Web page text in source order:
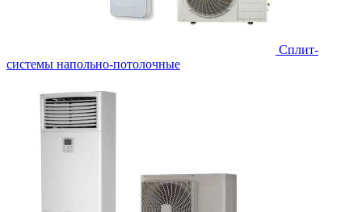
Сплит-
системы напольно-потолочные